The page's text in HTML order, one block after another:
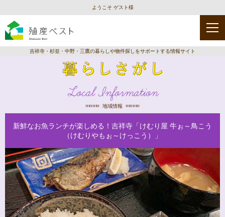
ようこそ ゲスト様
吉祥寺・杉並・中野・三鷹の暮らしや物件探しをサポートする情報サイト
Local Information
地域情報
新鮮なお魚ランチが楽しめる！吉祥寺「けむり屋 牛ぉ～鳥こう
（けむりやもぉ～けっこう）」